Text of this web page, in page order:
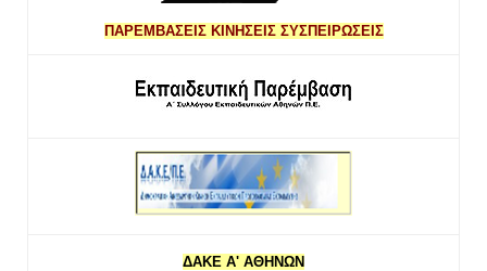
ΠΑΡΕΜΒΑΣΕΙΣ ΚΙΝΗΣΕΙΣ ΣΥΣΠΕΙΡΩΣΕΙΣ
ΔΑΚΕ Α' ΑΘΗΝΩΝ